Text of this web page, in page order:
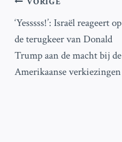
Bericht
navigatie
‘Yesssss!’: Israël reageert op
de terugkeer van Donald
Trump aan de macht bij de
Amerikaanse verkiezingen